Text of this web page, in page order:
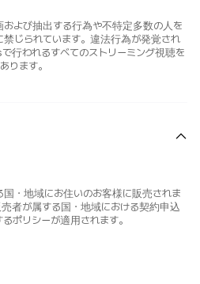
よび抽出する行為や不特定多数の人を
じられています。違法行為が発覚され
行われるすべてのストリーミング視聴を
ります。
・地域にお住いのお客様に販売されま
者が属する国・地域における契約申込
ポリシーが適用されます。